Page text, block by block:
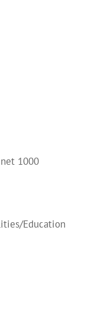
1000
Education